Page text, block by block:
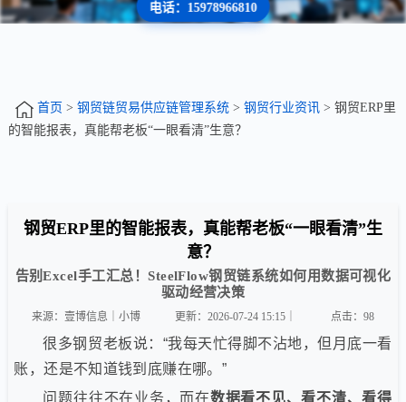
电话：15978966810
首页 > 钢贸链贸易供应链管理系统> 钢贸行业资讯> 钢贸ERP里
的智能报表，真能帮老板“一眼看清”生意？
钢贸ERP里的智能报表，真能帮老板“一眼看清”生
意？
告别Excel手工汇总！SteelFlow钢贸链系统如何用数据可视化
驱动经营决策
来源：壹博信息｜小博 更新：2026-07-24 15:15｜ 点击：98
很多钢贸老板说：“我每天忙得脚不沾地，但月底一看
账，还是不知道钱到底赚在哪。”
问题往往不在业务，而在数据看不见、看不清、看得